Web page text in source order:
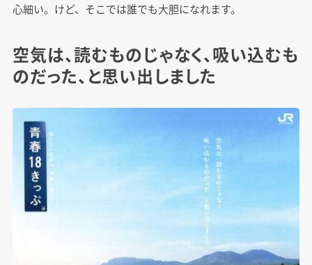
心細い。けど、そこでは誰でも大胆になれます。
空気は、読むものじゃなく、吸い込むも
のだった、と思い出しました